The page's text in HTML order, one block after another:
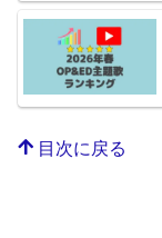
目次に戻る